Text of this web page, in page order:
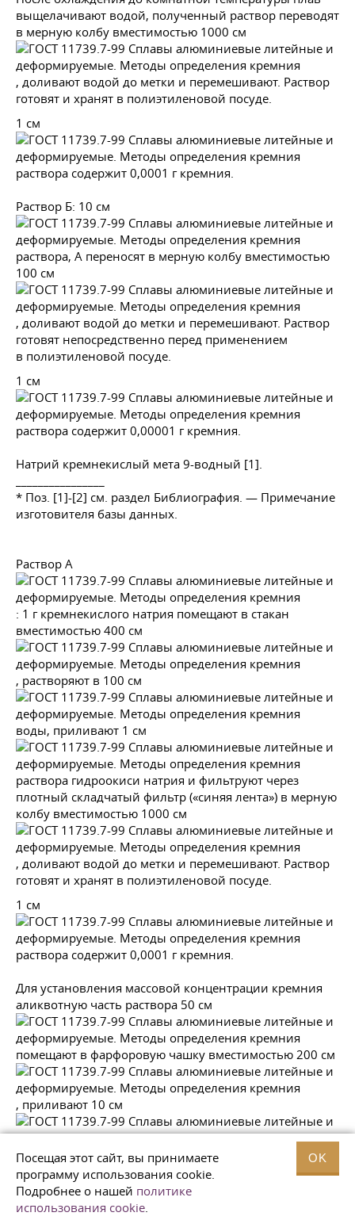
Посещая этот сайт, вы принимаете
программу использования cookie.
Подробнее о нашей политике
использования cookie.
OK
выщелачивают водой, полученный раствор переводят
в мерную колбу вместимостью 1000 см
, доливают водой до метки и перемешивают. Раствор
готовят и хранят в полиэтиленовой посуде.
1 см
раствора содержит 0,0001 г кремния.
Раствор Б: 10 см
раствора, А переносят в мерную колбу вместимостью
100 см
, доливают водой до метки и перемешивают. Раствор
готовят непосредственно перед применением
в полиэтиленовой посуде.
1 см
раствора содержит 0,00001 г кремния.
Натрий кремнекислый мета 9-водный [1].
* Поз. [1]-[2] см. раздел Библиография. — Примечание
изготовителя базы данных.
Раствор А
: 1 г кремнекислого натрия помещают в стакан
вместимостью 400 см
, растворяют в 100 см
воды, приливают 1 см
раствора гидроокиси натрия и фильтруют через
плотный складчатый фильтр («синяя лента») в мерную
колбу вместимостью 1000 см
, доливают водой до метки и перемешивают. Раствор
готовят и хранят в полиэтиленовой посуде.
1 см
раствора содержит 0,0001 г кремния.
Для установления массовой концентрации кремния
аликвотную часть раствора 50 см
помещают в фарфоровую чашку вместимостью 200 см
, приливают 10 см
соляной кислоты, перемешивают, выпаривают досуха,
приливают 10 см